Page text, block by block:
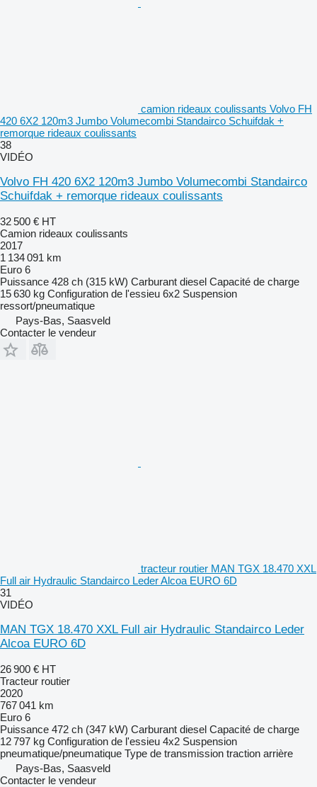
camion rideaux coulissants Volvo FH
420 6X2 120m3 Jumbo Volumecombi Standairco Schuifdak +
remorque rideaux coulissants
38
VIDÉO
Volvo FH 420 6X2 120m3 Jumbo Volumecombi Standairco
Schuifdak + remorque rideaux coulissants
32 500 € HT
Camion rideaux coulissants
2017
1 134 091 km
Euro 6
Puissance 428 ch (315 kW) Carburant diesel Capacité de charge
15 630 kg Configuration de l'essieu 6x2 Suspension
ressort/pneumatique
Pays-Bas, Saasveld
Contacter le vendeur
tracteur routier MAN TGX 18.470 XXL
Full air Hydraulic Standairco Leder Alcoa EURO 6D
31
VIDÉO
MAN TGX 18.470 XXL Full air Hydraulic Standairco Leder
Alcoa EURO 6D
26 900 € HT
Tracteur routier
2020
767 041 km
Euro 6
Puissance 472 ch (347 kW) Carburant diesel Capacité de charge
12 797 kg Configuration de l'essieu 4x2 Suspension
pneumatique/pneumatique Type de transmission traction arrière
Pays-Bas, Saasveld
Contacter le vendeur